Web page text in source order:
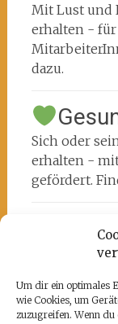
Um dir ein optimales
wie Cookies, um
zuzugreifen. Wenn
Mit Lust und
erhalten - für
dazu.
Sich oder
erhalten -
gefördert.